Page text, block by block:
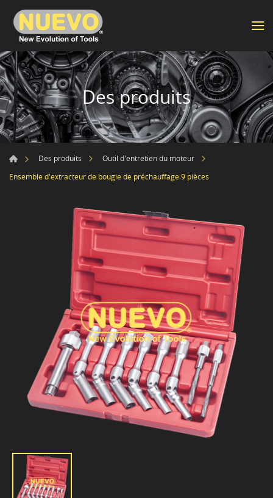
Des produits
Des produits
Outil d'entretien du moteur
Ensemble d'extracteur de bougie de préchauffage 9 pièces